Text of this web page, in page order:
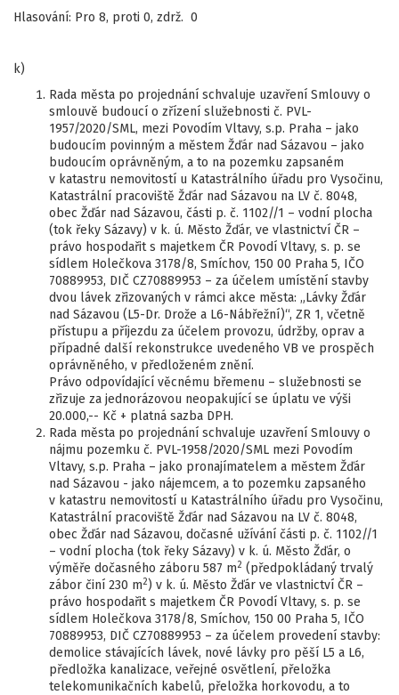
Hlasování: Pro 8, proti 0, zdrž. 0
k)
Rada města po projednání schvaluje uzavření Smlouvy o
smlouvě budoucí o zřízení služebnosti č. PVL-
1957/2020/SML, mezi Povodím Vltavy, s.p. Praha – jako
budoucím povinným a městem Žďár nad Sázavou – jako
budoucím oprávněným, a to na pozemku zapsaném
v katastru nemovitostí u Katastrálního úřadu pro Vysočinu,
Katastrální pracoviště Žďár nad Sázavou na LV č. 8048,
obec Žďár nad Sázavou, části p. č. 1102//1 – vodní plocha
(tok řeky Sázavy) v k. ú. Město Žďár, ve vlastnictví ČR –
právo hospodařit s majetkem ČR Povodí Vltavy, s. p. se
sídlem Holečkova 3178/8, Smíchov, 150 00 Praha 5, IČO
70889953, DIČ CZ70889953 – za účelem umístění stavby
dvou lávek zřizovaných v rámci akce města: „Lávky Žďár
nad Sázavou (L5-Dr. Drože a L6-Nábřežní)“, ZR 1, včetně
přístupu a příjezdu za účelem provozu, údržby, oprav a
případné další rekonstrukce uvedeného VB ve prospěch
oprávněného, v předloženém znění.
Právo odpovídající věcnému břemenu – služebnosti se
zřizuje za jednorázovou neopakující se úplatu ve výši
20.000,-- Kč + platná sazba DPH.
Rada města po projednání schvaluje uzavření Smlouvy o
nájmu pozemku č. PVL-1958/2020/SML mezi Povodím
Vltavy, s.p. Praha – jako pronajímatelem a městem Žďár
nad Sázavou - jako nájemcem, a to pozemku zapsaného
v katastru nemovitostí u Katastrálního úřadu pro Vysočinu,
Katastrální pracoviště Žďár nad Sázavou na LV č. 8048,
obec Žďár nad Sázavou, dočasné užívání části p. č. 1102//1
– vodní plocha (tok řeky Sázavy) v k. ú. Město Žďár, o
výměře dočasného záboru 587 m2 (předpokládaný trvalý
zábor činí 230 m2) v k. ú. Město Žďár ve vlastnictví ČR –
právo hospodařit s majetkem ČR Povodí Vltavy, s. p. se
sídlem Holečkova 3178/8, Smíchov, 150 00 Praha 5, IČO
70889953, DIČ CZ70889953 – za účelem provedení stavby:
demolice stávajících lávek, nové lávky pro pěší L5 a L6,
předložka kanalizace, veřejné osvětlení, přeložka
telekomunikačních kabelů, přeložka horkovodu, a to